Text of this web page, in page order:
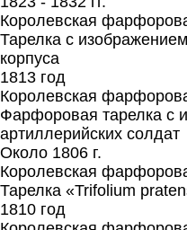
Королевская
Тарелка с
корпуса
1813 год
Королевская
Фарфоровая тарелка с
артиллерийских солдат
Около 1806 г.
Королевская
Тарелка «Trifolium
1810 год